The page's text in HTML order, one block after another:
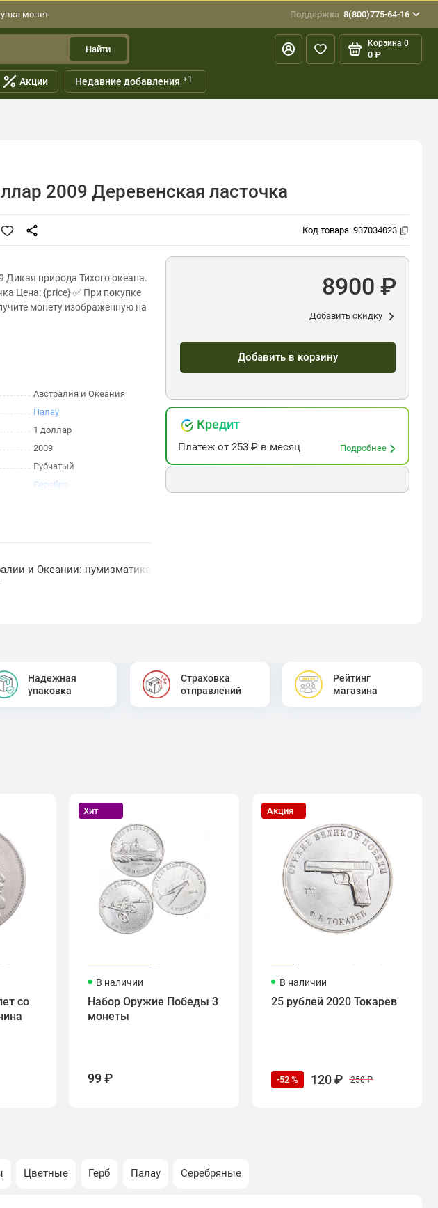
монет Поддержка 8(800)775-64-16
Найти
Корзина 0
0 ₽
Акции Недавние добавления +1
2009 Деревенская ласточка
Код товара: 937034023
Дикая природа Тихого океана.
Цена: {price} ✅ При покупке
монету изображенную на
Австралия и Океания
Палау
1 доллар
2009
Рубчатый
Серебро
и Океании: нумизматика южного полушария
8900 ₽
Добавить скидку
Добавить в корзину
Кредит
Платеж от 253 ₽ в месяц Подробнее
Надежная
упаковка
Страховка
отправлений
Рейтинг
магазина
со
Хит
В наличии
Набор Оружие Победы 3
монеты
99 ₽
Акция
В наличии
25 рублей 2020 Токарев
-52 % 120 ₽ 250 ₽
Цветные Герб Палау Серебряные